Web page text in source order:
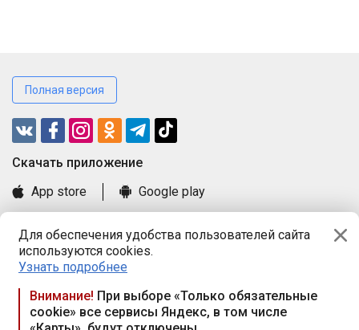
Для обеспечения удобства пользователей сайта
используются cookies.
Узнать подробнее
Внимание! При выборе «Только обязательные
cookie» все сервисы Яндекс, в том числе
Полная версия
Cкачать приложение
App store
Google play
Книга замечаний и предложений
Правила и документы
Praca.by © 2000—2026, ООО «ПРАЦА БАЙ»
Республика Беларусь, 220114, г. Минск, пр-т Независимости
117а, пом. № 9.